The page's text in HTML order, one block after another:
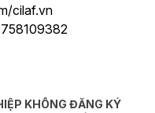
cilaf.vn
KHÔNG ĐĂNG KÝ